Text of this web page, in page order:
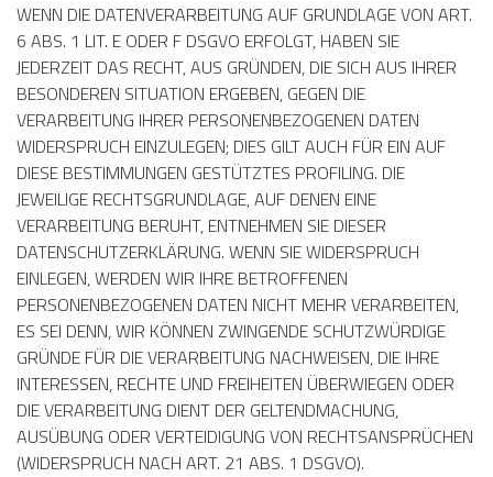
WENN DIE DATENVERARBEITUNG AUF GRUNDLAGE VON ART.
6 ABS. 1 LIT. E ODER F DSGVO ERFOLGT, HABEN SIE
JEDERZEIT DAS RECHT, AUS GRÜNDEN, DIE SICH AUS IHRER
BESONDEREN SITUATION ERGEBEN, GEGEN DIE
VERARBEITUNG IHRER PERSONENBEZOGENEN DATEN
WIDERSPRUCH EINZULEGEN; DIES GILT AUCH FÜR EIN AUF
DIESE BESTIMMUNGEN GESTÜTZTES PROFILING. DIE
JEWEILIGE RECHTSGRUNDLAGE, AUF DENEN EINE
VERARBEITUNG BERUHT, ENTNEHMEN SIE DIESER
DATENSCHUTZERKLÄRUNG. WENN SIE WIDERSPRUCH
EINLEGEN, WERDEN WIR IHRE BETROFFENEN
PERSONENBEZOGENEN DATEN NICHT MEHR VERARBEITEN,
ES SEI DENN, WIR KÖNNEN ZWINGENDE SCHUTZWÜRDIGE
GRÜNDE FÜR DIE VERARBEITUNG NACHWEISEN, DIE IHRE
INTERESSEN, RECHTE UND FREIHEITEN ÜBERWIEGEN ODER
DIE VERARBEITUNG DIENT DER GELTENDMACHUNG,
AUSÜBUNG ODER VERTEIDIGUNG VON RECHTSANSPRÜCHEN
(WIDERSPRUCH NACH ART. 21 ABS. 1 DSGVO).